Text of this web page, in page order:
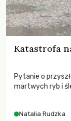
Katastrofa
Pytanie o
martwych ryb i
zdarzeń
Natalia Rudzka